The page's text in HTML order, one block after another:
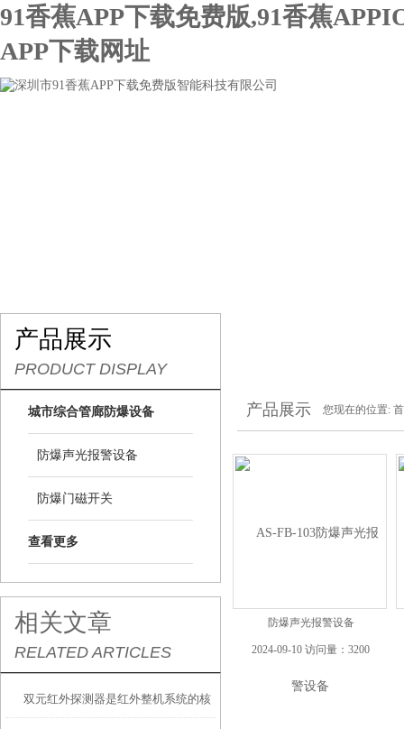
91香蕉APP下载免费版,91香蕉
APP下载网址
产品展示
PRODUCT DISPLAY
城市综合管廊防爆设备
防爆声光报警设备
防爆门磁开关
查看更多
相关文章
RELATED ARTICLES
双元红外探测器是红外整机系统的核
产品展示 您现在的位置:
防爆声光报警设备
2024-09-10 访问量：3200